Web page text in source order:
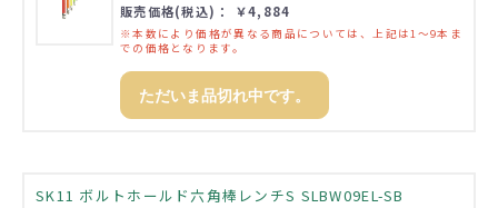
販売価格(税込)： ￥4,884
※本数により価格が異なる商品については、上記は1～9本ま
での価格となります。
ただいま品切れ中です。
SK11 ボルトホールド六角棒レンチS SLBW09EL-SB